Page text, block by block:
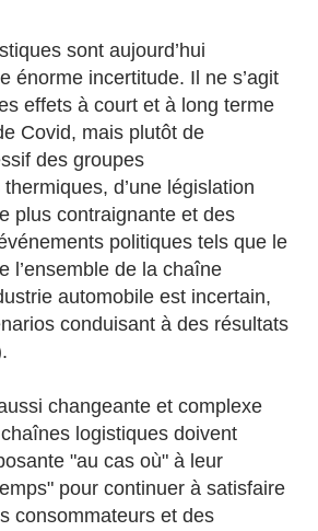
sont aujourd’hui
énorme incertitude. Il ne s’agit
effets à court et à long terme
Covid, mais plutôt de
des groupes
d’une législation
plus contraignante et des
politiques tels que le
l’ensemble de la chaîne
automobile est incertain,
conduisant à des résultats
changeante et complexe
logistiques doivent
"au cas où" à leur
pour continuer à satisfaire
consommateurs et des